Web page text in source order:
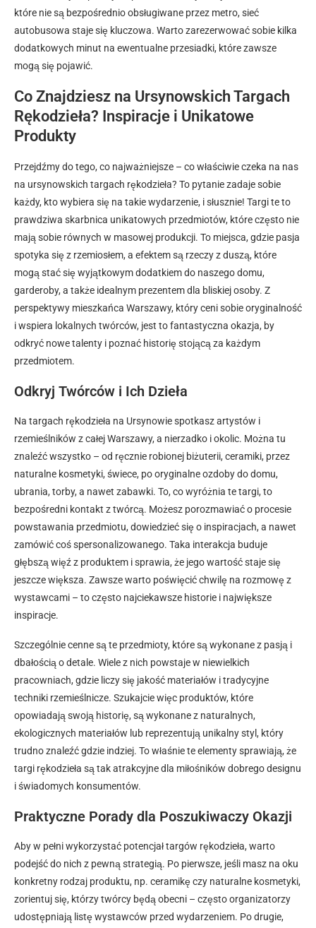
które nie są bezpośrednio obsługiwane przez metro, sieć
autobusowa staje się kluczowa. Warto zarezerwować sobie kilka
dodatkowych minut na ewentualne przesiadki, które zawsze
mogą się pojawić.
Co Znajdziesz na Ursynowskich Targach
Rękodzieła? Inspiracje i Unikatowe
Produkty
Przejdźmy do tego, co najważniejsze – co właściwie czeka na nas
na ursynowskich targach rękodzieła? To pytanie zadaje sobie
każdy, kto wybiera się na takie wydarzenie, i słusznie! Targi te to
prawdziwa skarbnica unikatowych przedmiotów, które często nie
mają sobie równych w masowej produkcji. To miejsca, gdzie pasja
spotyka się z rzemiosłem, a efektem są rzeczy z duszą, które
mogą stać się wyjątkowym dodatkiem do naszego domu,
garderoby, a także idealnym prezentem dla bliskiej osoby. Z
perspektywy mieszkańca Warszawy, który ceni sobie oryginalność
i wspiera lokalnych twórców, jest to fantastyczna okazja, by
odkryć nowe talenty i poznać historię stojącą za każdym
przedmiotem.
Odkryj Twórców i Ich Dzieła
Na targach rękodzieła na Ursynowie spotkasz artystów i
rzemieślników z całej Warszawy, a nierzadko i okolic. Można tu
znaleźć wszystko – od ręcznie robionej biżuterii, ceramiki, przez
naturalne kosmetyki, świece, po oryginalne ozdoby do domu,
ubrania, torby, a nawet zabawki. To, co wyróżnia te targi, to
bezpośredni kontakt z twórcą. Możesz porozmawiać o procesie
powstawania przedmiotu, dowiedzieć się o inspiracjach, a nawet
zamówić coś spersonalizowanego. Taka interakcja buduje
głębszą więź z produktem i sprawia, że jego wartość staje się
jeszcze większa. Zawsze warto poświęcić chwilę na rozmowę z
wystawcami – to często najciekawsze historie i największe
inspiracje.
Szczególnie cenne są te przedmioty, które są wykonane z pasją i
dbałością o detale. Wiele z nich powstaje w niewielkich
pracowniach, gdzie liczy się jakość materiałów i tradycyjne
techniki rzemieślnicze. Szukajcie więc produktów, które
opowiadają swoją historię, są wykonane z naturalnych,
ekologicznych materiałów lub reprezentują unikalny styl, który
trudno znaleźć gdzie indziej. To właśnie te elementy sprawiają, że
targi rękodzieła są tak atrakcyjne dla miłośników dobrego designu
i świadomych konsumentów.
Praktyczne Porady dla Poszukiwaczy Okazji
Aby w pełni wykorzystać potencjał targów rękodzieła, warto
podejść do nich z pewną strategią. Po pierwsze, jeśli masz na oku
konkretny rodzaj produktu, np. ceramikę czy naturalne kosmetyki,
zorientuj się, którzy twórcy będą obecni – często organizatorzy
udostępniają listę wystawców przed wydarzeniem. Po drugie,